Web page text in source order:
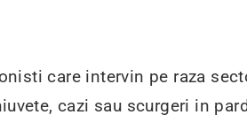
care intervin pe raza
cazi sau scurgeri in